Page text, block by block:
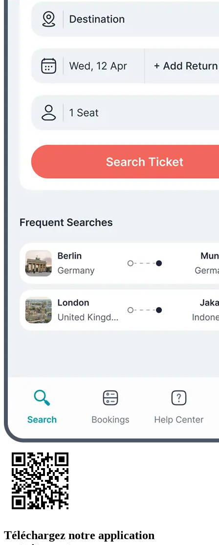
Téléchargez notre application